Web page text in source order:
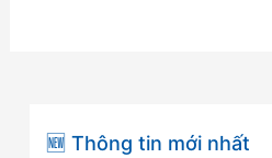
ngăn
🆕 Thông tin mới nhất